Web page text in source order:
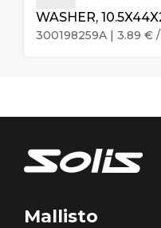
WASHER,
300198259A | 3.89 €
Mallisto